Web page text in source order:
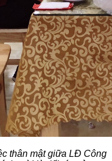
thân mật giữa LĐ Công